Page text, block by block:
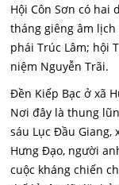
Hội Côn Sơn có hai
tháng giêng âm
phái Trúc Lâm; hội
niệm Nguyễn Trãi.
Đền Kiếp Bạc ở xã
Nơi đây là thung
sáu Lục Đầu Giang,
Hưng Đạo, người
cuộc kháng chiến